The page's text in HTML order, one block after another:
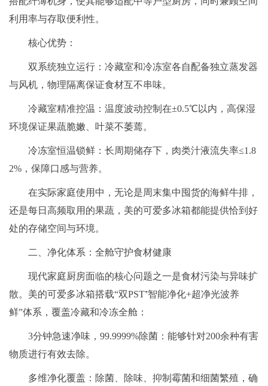
利用率与存取便利性。
核心优势：
双系统独立运行：冷藏室和冷冻室各自配备独立蒸发器
与风机，物理隔离保证食材互不串味。
冷藏室精准控温：温度波动控制在±0.5℃以内，高保湿
环境保证果蔬脆嫩、叶菜不萎蔫。
冷冻室恒温锁鲜：长周期储存下，肉类汁液流失率≤1.8
2%，保障口感与营养。
在实际家庭使用中，无论是周末集中囤货的海鲜牛排，
还是每日高频取用的果蔬，美的可爱多冰箱都能提供恰到好
处的存储空间与环境。
二、净化体系：全舱守护食材健康
现代家庭厨房面临的核心问题之一是食材污染与异味扩
散。美的可爱多冰箱搭载“双PST⁺智能净化+超净光波养
鲜”体系，覆盖冷藏和冷冻全舱：
3分钟急速净味，99.9999%除菌：能够针对200余种有害
物质进行有效去除。
多维净化覆盖：除菌、除味、抑制霉菌和细菌繁殖，确